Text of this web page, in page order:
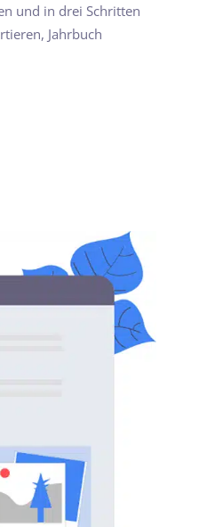
und in drei Schritten
Jahrbuch